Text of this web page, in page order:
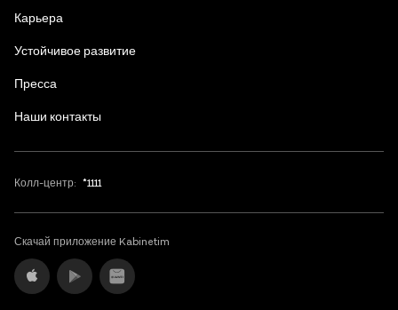
Карьера
Устойчивое развитие
Пресса
Наши контакты
Колл-центр: *1111
Скачай приложение Kabinetim